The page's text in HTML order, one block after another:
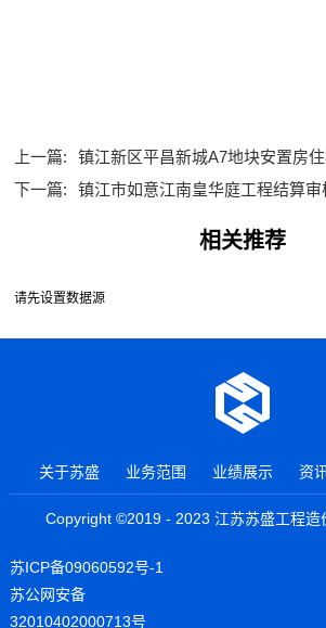
上一篇:
镇江新区平昌新城A7地块安置房
下一篇:
镇江市如意江南皇华庭工程结算审
相关推荐
请先设置数据源
关于苏盛 业务范围 业绩展示 资
Copyright ©2019 - 2023 江苏苏盛工程造
苏ICP备09060592号-1
苏公网安备
32010402000713号